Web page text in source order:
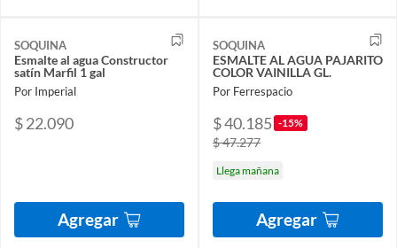
SOQUINA
Esmalte al agua Constructor
satín Marfil 1 gal
Por Imperial
$ 22.090
Agregar
SOQUINA
ESMALTE AL AGUA PAJARITO
COLOR VAINILLA GL.
Por Ferrespacio
$ 40.185 -15%
$ 47.277
Llega mañana
Agregar